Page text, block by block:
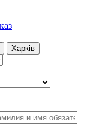
Харків